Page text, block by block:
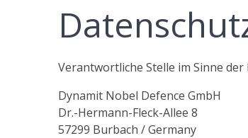
Verantwortliche Stelle im Sinne
Dynamit Nobel Defence GmbH
Dr.-Hermann-Fleck-Allee 8
57299 Burbach / Germany